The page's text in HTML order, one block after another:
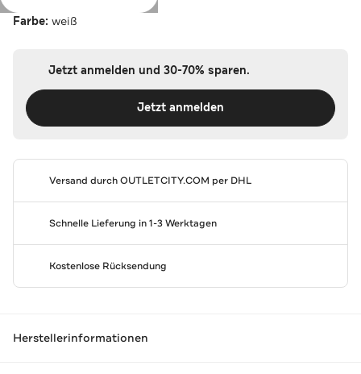
Farbe: weiß
Jetzt anmelden und 30-70% sparen.
Jetzt anmelden
Versand durchOUTLETCITY.COM per DHL
Schnelle Lieferung in 1-3 Werktagen
Kostenlose Rücksendung
Herstellerinformationen